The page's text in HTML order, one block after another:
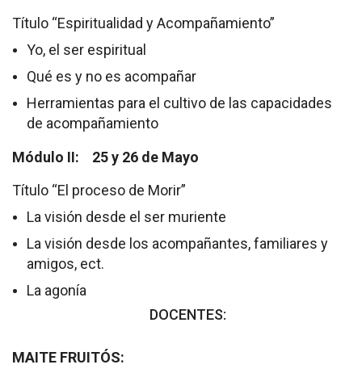
Título “Espiritualidad y Acompañamiento”
Yo, el ser espiritual
Qué es y no es acompañar
Herramientas para el cultivo de las capacidades
de acompañamiento
Módulo II: 25 y 26 de Mayo
Título “El proceso de Morir”
La visión desde el ser muriente
La visión desde los acompañantes, familiares y
amigos, ect.
La agonía
DOCENTES:
MAITE FRUITÓS: